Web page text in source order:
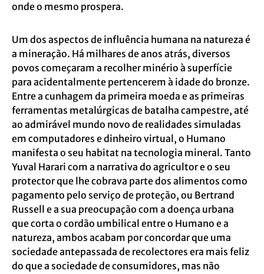
onde o mesmo prospera.
Um dos aspectos de influência humana na natureza é
a mineração. Há milhares de anos atrás, diversos
povos começaram a recolher minério à superfície
para acidentalmente pertencerem à idade do bronze.
Entre a cunhagem da primeira moeda e as primeiras
ferramentas metalúrgicas de batalha campestre, até
ao admirável mundo novo de realidades simuladas
em computadores e dinheiro virtual, o Humano
manifesta o seu habitat na tecnologia mineral. Tanto
Yuval Harari com a narrativa do agricultor e o seu
protector que lhe cobrava parte dos alimentos como
pagamento pelo serviço de proteção, ou Bertrand
Russell e a sua preocupação com a doença urbana
que corta o cordão umbilical entre o Humano e a
natureza, ambos acabam por concordar que uma
sociedade antepassada de recolectores era mais feliz
do que a sociedade de consumidores, mas não